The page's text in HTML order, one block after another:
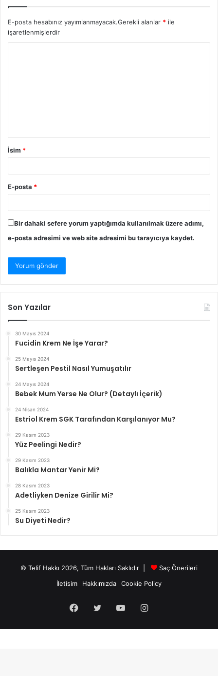
E-posta hesabınız yayımlanmayacak.Gerekli alanlar * ile
işaretlenmişlerdir
İsim *
E-posta *
Bir dahaki sefere yorum yaptığımda kullanılmak üzere adımı,
e-posta adresimi ve web site adresimi bu tarayıcıya kaydet.
Son Yazılar
30 Mayıs 2024
Fucidin Krem Ne İşe Yarar?
25 Mayıs 2024
Sertleşen Pestil Nasıl Yumuşatılır
24 Mayıs 2024
Bebek Mum Yerse Ne Olur? (Detaylı İçerik)
24 Nisan 2024
Estriol Krem SGK Tarafından Karşılanıyor Mu?
29 Kasım 2023
Yüz Peelingi Nedir?
29 Kasım 2023
Balıkla Mantar Yenir Mi?
28 Kasım 2023
Adetliyken Denize Girilir Mi?
25 Kasım 2023
Su Diyeti Nedir?
© Telif Hakkı 2026, Tüm Hakları Saklıdır |
Saç Önerileri
İletisim
Hakkımızda Cookie Policy
Facebook
TwitterYouTubeInstagram